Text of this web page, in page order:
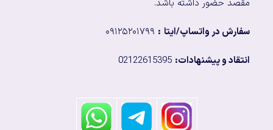
مقصد حضور داشته باشد.
سفارش در واتساپ/ایتا :
انتقاد و پیشنهادات: